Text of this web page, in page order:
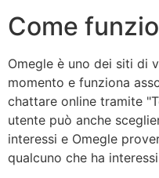
Come
Omegle è uno dei siti di
momento e funziona
chattare online tramite
utente può anche
interessi e Omegle
qualcuno che ha